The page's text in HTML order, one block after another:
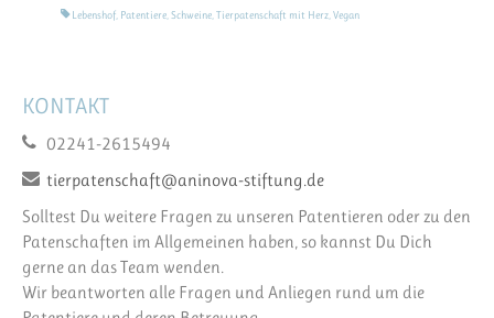
Lebenshof Patentiere Schweine Tierpatenschaft mit Herz Vegan
KONTAKT
02241-2615494
tierpatenschaft@aninova-stiftung.de
Solltest Du weitere Fragen zu unseren Patentieren oder zu den
Patenschaften im Allgemeinen haben, so kannst Du Dich
gerne an das Team wenden.
Wir beantworten alle Fragen und Anliegen rund um die